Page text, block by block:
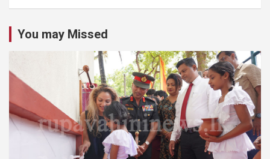
You may Missed